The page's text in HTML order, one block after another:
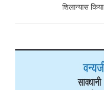
शिलान्यास किया